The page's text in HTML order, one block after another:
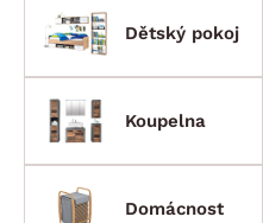
Dětský pokoj
Koupelna
Domácnost